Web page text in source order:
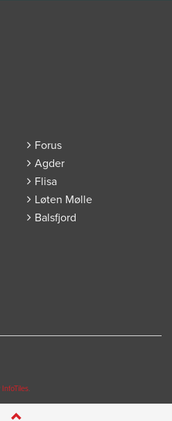
Forus
Agder
Flisa
Løten Mølle
Balsfjord
InfoTiles